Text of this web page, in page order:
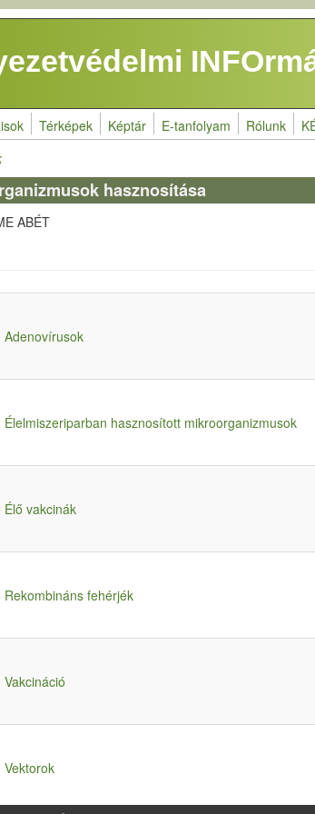
Térképek Képtár E-tanfolyam Rólunk
hasznosítása
ABÉT
Adenovírusok
Élelmiszeriparban hasznosított mikroorganizmusok
Élő vakcinák
Rekombináns fehérjék
Vakcináció
Vektorok